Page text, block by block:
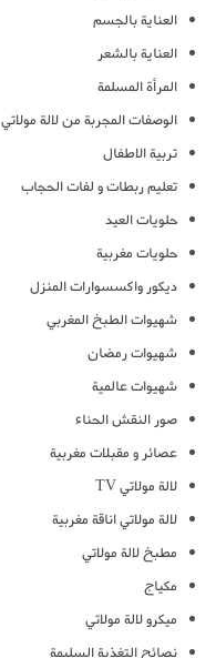
العناية بالجسم
العناية بالشعر
المرأة المسلمة
الوصفات المجربة من لالة مولاتي
تربية الاطفال
تعليم ربطات و لفات الحجاب
حلويات العيد
حلويات مغربية
ديكور واكسسوارات المنزل
شهيوات الطبخ المغربي
شهيوات رمضان
شهيوات عالمية
صور النقش الحناء
عصائر و مقبلات مغربية
لالة مولاتي TV
لالة مولاتي اناقة مغربية
مطبخ لالة مولاتي
مكياج
ميكرو لالة مولاتي
نصائح التغذية السليمة